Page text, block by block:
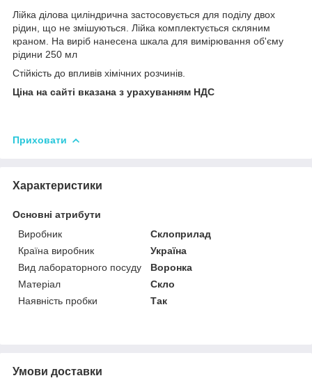
Лійка ділова циліндрична застосовується для поділу двох
рідин, що не змішуються. Лійка комплектується скляним
краном. На виріб нанесена шкала для вимірювання об'єму
рідини 250 мл
Стійкість до впливів хімічних розчинів.
Ціна на сайті вказана з урахуванням НДС
Приховати
Характеристики
Основні атрибути
Виробник
Склоприлад
Країна виробник
Україна
Вид лабораторного посуду
Воронка
Матеріал
Скло
Наявність пробки
Так
Умови доставки